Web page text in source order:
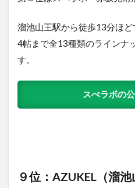
溜池山王駅から徒歩13分ほ
4帖まで全13種類のラインナ
す。
スぺラボの
９位：AZUKEL（溜池